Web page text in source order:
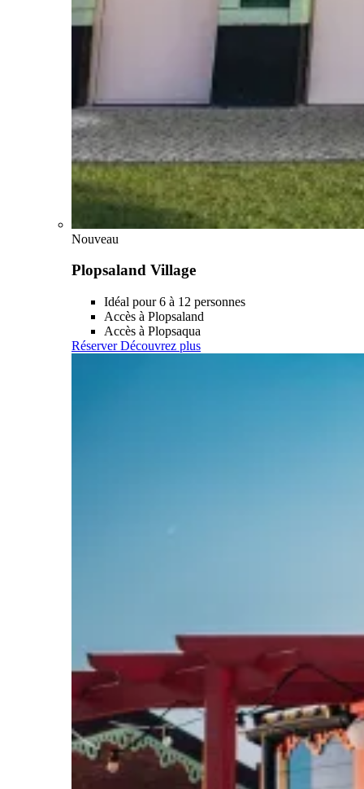
Nouveau
Plopsaland Village
Idéal pour 6 à 12 personnes
Accès à Plopsaland
Accès à Plopsaqua
Réserver Découvrez plus